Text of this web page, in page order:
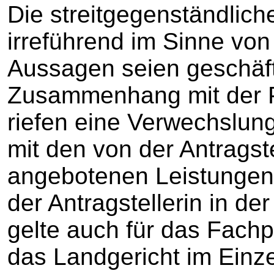
Die
irreführend im Sinne
Aussagen seien
Zusammenhang mit der
riefen eine
mit den von der
angebotenen
der Antragstellerin in
gelte auch für das
das Landgericht im